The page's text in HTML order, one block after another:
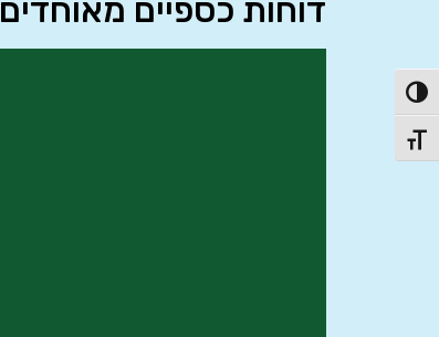
הפעל/כבה ניגודיות גבוהה
מתג גודל גופן
דוחות כספיים מאוחדים 10866